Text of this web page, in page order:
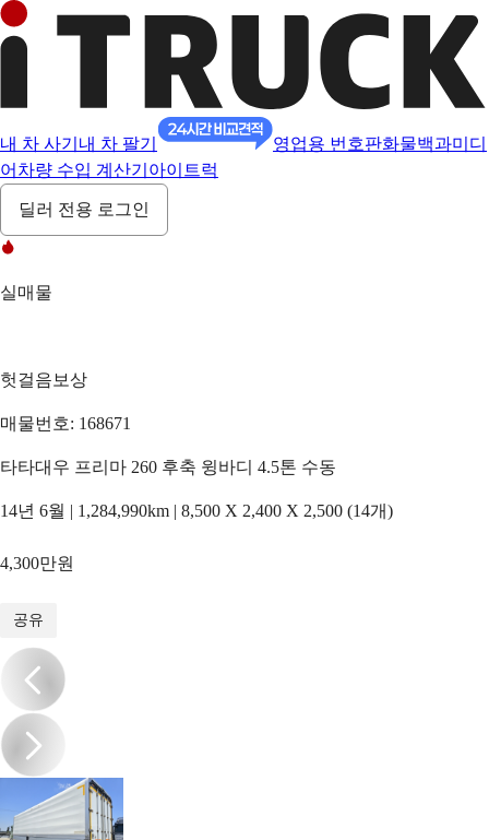
내 차 사기 내 차 팔기 영업용 번호판화물백과미디
어 차량 수입 계산기 아이트럭
딜러 전용 로그인
실매물
헛걸음보상
매물번호: 168671
타타대우 프리마 260 후축 윙바디 4.5톤 수동
14년 6월 | 1,284,990km | 8,500 X 2,400 X 2,500 (14개)
4,300만원
공유
/9